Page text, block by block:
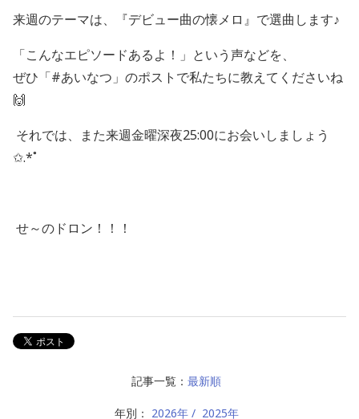
来週のテーマは、『デビュー曲の懐メロ』で選曲します♪
「こんなエピソードあるよ！」という声などを、
ぜひ「#あいなつ」のポストで私たちに教えてくださいね
🙌
それでは、また来週金曜深夜25:00にお会いしましょう
✩.*˚
せ～のドロン！！！
記事一覧： 最新順
年別： 2026年 2025年